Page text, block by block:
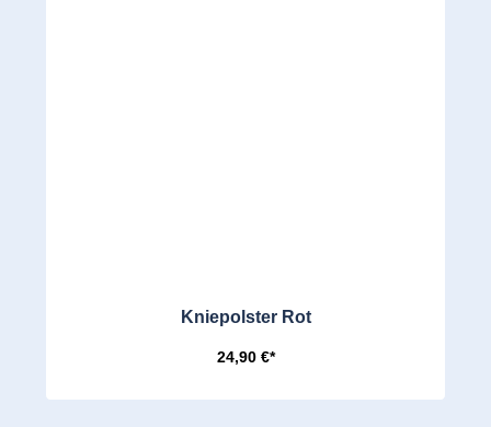
Kniepolster Rot
24,90 €*